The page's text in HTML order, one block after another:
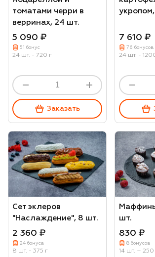
томатами черри в
верринах, 24 шт.
5 090 ₽
51 бонус
24 шт. - 720 г
Заказать
7 610 ₽
76 бонусов
24 шт. -
Сет эклеров
"Наслаждение", 8 шт.
2 360 ₽
24 бонуса
8 шт. - 375 г
шт.
830 ₽
8 бонусов
14 шт. – 250